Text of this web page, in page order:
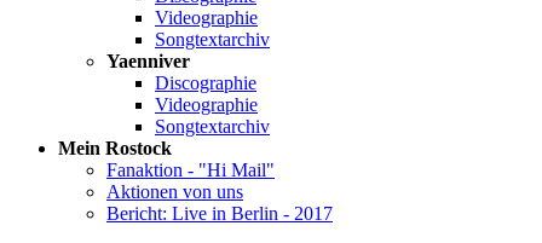
Videographie
Songtextarchiv
Yaenniver
Discographie
Videographie
Songtextarchiv
Mein Rostock
Fanaktion - "Hi Mail"
Aktionen von uns
Bericht: Live in Berlin - 2017